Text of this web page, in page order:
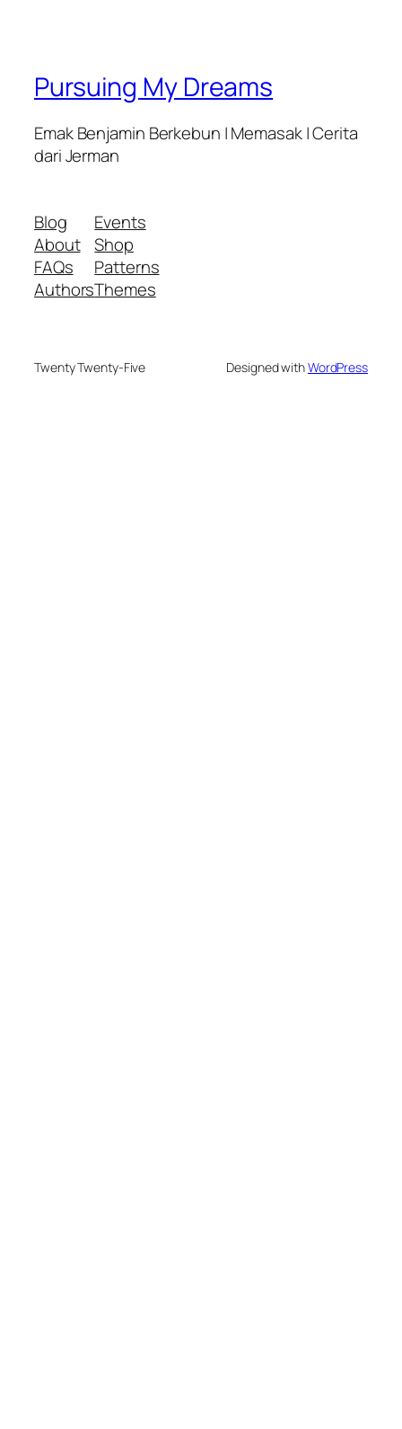
Pursuing My Dreams
Emak Benjamin Berkebun | Memasak | Cerita
dari Jerman
Blog
About
FAQs
Authors
Events
Shop
Patterns
Themes
Twenty Twenty-Five Designed withWordPress